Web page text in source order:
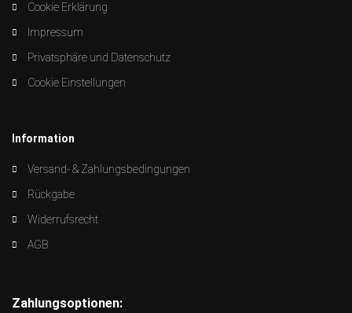
Cookie Erklärung
Impressum
Privatsphäre und Datenschutz
Cookie Einstellungen
Information
Versand- & Zahlungsbedingungen
Rückgabe
Widerrufsrecht
AGB
Zahlungsoptionen: